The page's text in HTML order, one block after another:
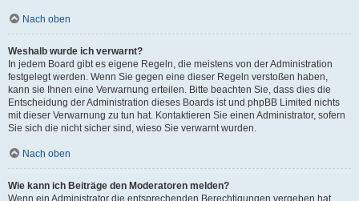
Nach oben
Weshalb wurde ich verwarnt?
In jedem Board gibt es eigene Regeln, die meistens von der Administration
festgelegt werden. Wenn Sie gegen eine dieser Regeln verstoßen haben,
kann sie Ihnen eine Verwarnung erteilen. Bitte beachten Sie, dass dies die
Entscheidung der Administration dieses Boards ist und phpBB Limited nichts
mit dieser Verwarnung zu tun hat. Kontaktieren Sie einen Administrator, sofern
Sie sich die nicht sicher sind, wieso Sie verwarnt wurden.
Nach oben
Wie kann ich Beiträge den Moderatoren melden?
Wenn ein Administrator die entsprechenden Berechtigungen vergeben hat,